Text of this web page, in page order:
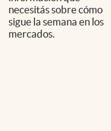
necesitás sobre cómo
sigue la semana en los
mercados.